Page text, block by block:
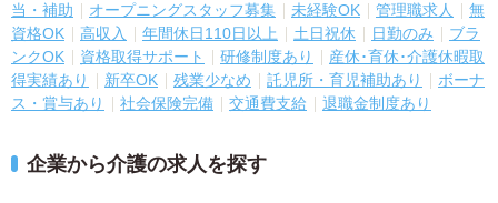
当・補助
オープニングスタッフ募集 未経験OK 管理職求人
無
資格OK
高収入 年間休日110日以上 土日祝休 日勤のみ
ブラ
ンクOK
資格取得サポート 研修制度あり
産休･育休･介護休暇取
得実績あり
新卒OK 残業少なめ 託児所・育児補助あり
ボーナ
ス・賞与あり
社会保険完備 交通費支給 退職金制度あり
企業から介護の求人を探す